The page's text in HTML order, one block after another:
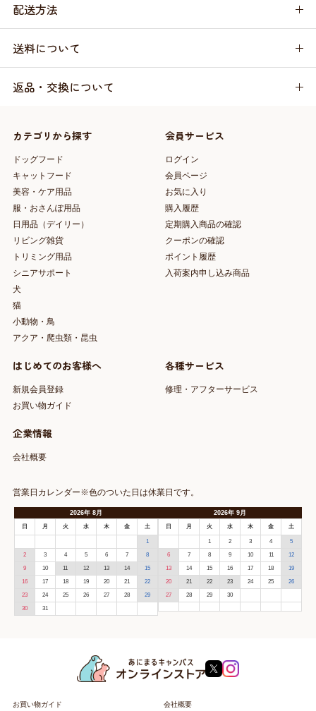
配送方法
送料について
返品・交換について
カテゴリから探す
ドッグフード
キャットフード
美容・ケア用品
服・おさんぽ用品
日用品（デイリー）
リビング雑貨
トリミング用品
シニアサポート
犬
猫
小動物・鳥
アクア・爬虫類・昆虫
会員サービス
ログイン
会員ページ
お気に入り
購入履歴
定期購入商品の確認
クーポンの確認
ポイント履歴
入荷案内申し込み商品
はじめてのお客様へ
新規会員登録
お買い物ガイド
各種サービス
修理・アフターサービス
企業情報
会社概要
営業日カレンダー※色のついた日は休業日です。
2026年 8月
日 月 火 水 木 金 土
1
2 3 4 5 6 7 8
9 10 11 12 13 14 15
16 17 18 19 20 21 22
23 24 25 26 27 28 29
30 31
2026年9月
日 月 火 水 木 金 土
1 2 3 4 5
6 7 8 9 10 11 12
13 14 15 16 17 18 19
20 21 22 23 24 25 26
27 28 29 30
お買い物ガイド 会社概要